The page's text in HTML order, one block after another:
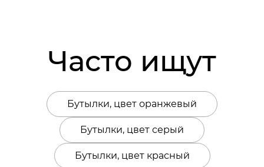
Часто ищут
Бутылки, цвет оранжевый
Бутылки, цвет серый
Бутылки, цвет красный